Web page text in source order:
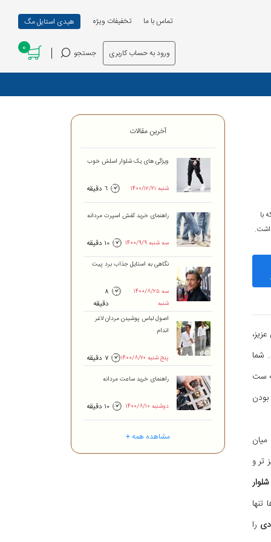
تماس با ما تخفیفات ویژه هیدی استایل مگ
ورود به حساب کاربری جستجو 0
با
شما
ست
تر و
تنها
را
آخرین مقالات
ویژگی های یک شلوار اسلش خوب
۱۴۰۰/۱۲/۲۱ شنبه 6 دقیقه
راهنمای خرید کفش اسپرت مردانه
۱۴۰۰/۹/۹ سه شنبه 10 دقیقه
نگاهی به‌ استایل جذاب برد پیت
۱۴۰۰/۸/۲۵ سه
شنبه
8
دقیقه
اصول لباس پوشیدن مردان لاغر
اندام
۱۴۰۰/۸/۲۰ پنج شنبه 7 دقیقه
راهنمای خرید ساعت مردانه
۱۴۰۰/۸/۱۰ دوشنبه 10 دقیقه
مشاهده همه +